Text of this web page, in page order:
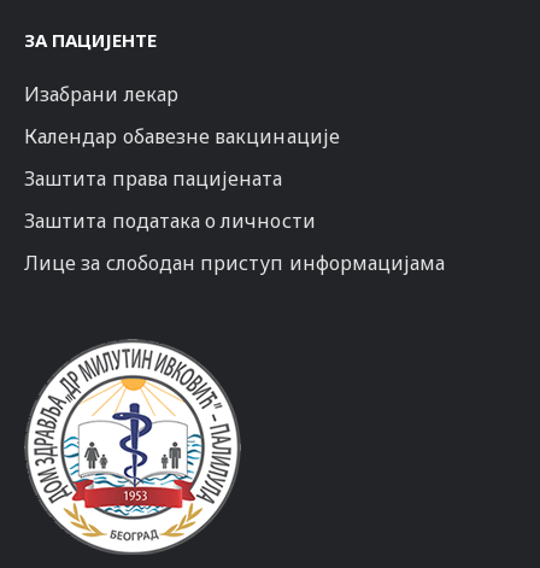
ЗА ПАЦИЈЕНТЕ
Изабрани лекар
Календар обавезне вакцинације
Заштита права пацијената
Заштита података о личности
Лице за слободан приступ информацијама